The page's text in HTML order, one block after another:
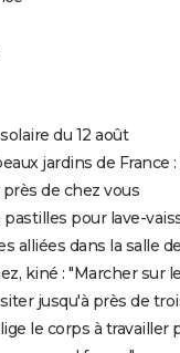
du 12 août
jardins de France
de chez vous
pastilles pour lave-
alliées dans la salle
kiné : "Marcher sur
jusqu'à près de
le corps à travailler